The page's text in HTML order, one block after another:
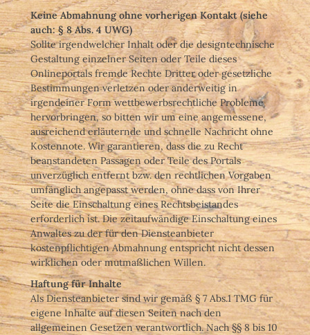
Keine Abmahnung ohne vorherigen Kontakt (siehe
auch: § 8 Abs. 4 UWG)
Sollte irgendwelcher Inhalt oder die designtechnische
Gestaltung einzelner Seiten oder Teile dieses
Onlineportals fremde Rechte Dritter oder gesetzliche
Bestimmungen verletzen oder anderweitig in
irgendeiner Form wettbewerbsrechtliche Probleme
hervorbringen, so bitten wir um eine angemessene,
ausreichend erläuternde und schnelle Nachricht ohne
Kostennote. Wir garantieren, dass die zu Recht
beanstandeten Passagen oder Teile des Portals
unverzüglich entfernt bzw. den rechtlichen Vorgaben
umfänglich angepasst werden, ohne dass von Ihrer
Seite die Einschaltung eines Rechtsbeistandes
erforderlich ist. Die zeitaufwändige Einschaltung eines
Anwaltes zu der für den Diensteanbieter
kostenpflichtigen Abmahnung entspricht nicht dessen
wirklichen oder mutmaßlichen Willen.
Haftung für Inhalte
Als Diensteanbieter sind wir gemäß § 7 Abs.1 TMG für
eigene Inhalte auf diesen Seiten nach den
allgemeinen Gesetzen verantwortlich. Nach §§ 8 bis 10